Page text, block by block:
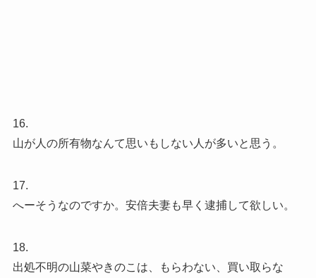
16.
山が人の所有物なんて思いもしない人が多いと思う。
17.
へーそうなのですか。安倍夫妻も早く逮捕して欲しい。
18.
出処不明の山菜やきのこは、もらわない、買い取らな